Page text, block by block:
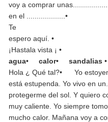
voy a comprar
en el ...................•
Te
espero aquí. •
¡Hastala vista ¡ •
agua•calor•sandalias
Hola ¿ Qué tal?• Yo
está estupenda. Yo vivo en
protegerme del sol. Y quiero
muy caliente. Yo siempre
mucho calor. Mañana voy a